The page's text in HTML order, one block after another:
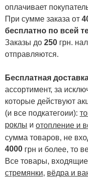
оплачивает
При сумме заказа от
бесплатно по всей
Заказы до 250 грн.
отправляются.
Бесплатная
ассортимент, за
которые действуют
(и все подкатегоии):
роклы и отопление и
сумма товаров, не
4000 грн и более, то
Все товары, входящие
стремянки, вёдра и